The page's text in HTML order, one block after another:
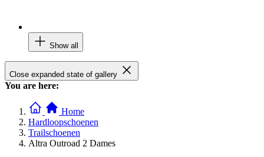
Show all
Close expanded state of gallery
You are here:
Home
Hardloopschoenen
Trailschoenen
Altra Outroad 2 Dames